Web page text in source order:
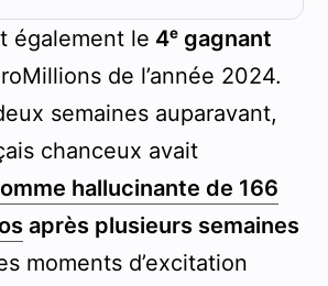
également le 4ᵉ gagnant
de l’année 2024.
semaines auparavant,
chanceux avait
hallucinante de 166
après plusieurs semaines
moments d’excitation